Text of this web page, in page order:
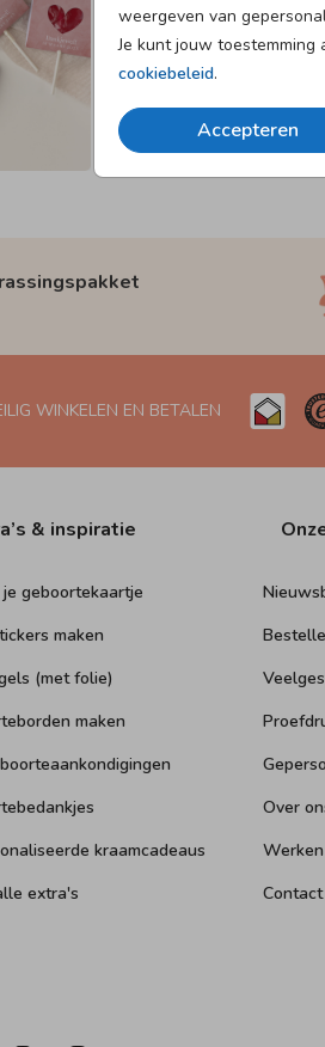
weergeven van
Je kunt jouw
cookiebeleid.
Accepteren
WINKELEN EN BETALEN
& inspiratie
geboortekaartje
maken
(met folie)
maken
kraamcadeaus
extra's
Over
Contact